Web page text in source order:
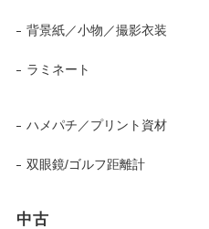
背景紙／小物／撮影衣装
ラミネート
ハメパチ／プリント資材
双眼鏡/ゴルフ距離計
中古